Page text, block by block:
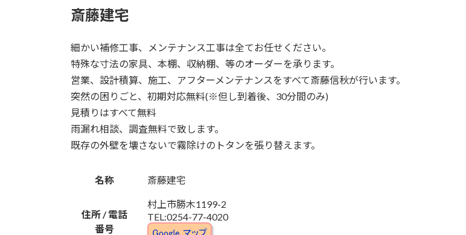
斎藤建宅
細かい補修工事、メンテナンス工事は全てお任せください。
特殊な寸法の家具、本棚、収納棚、等のオーダーを承ります。
営業、設計積算、施工、アフターメンテナンスをすべて斎藤信秋が行います。
突然の困りごと、初期対応無料(※但し到着後、30分間のみ)
見積りはすべて無料
雨漏れ相談、調査無料で致します。
既存の外壁を壊さないで霧除けのトタンを張り替えます。
名称 斎藤建宅
住所 / 電話
番号
村上市勝木1199-2
TEL:0254-77-4020